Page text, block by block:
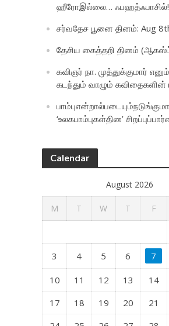
ஹீரோஇல்லை… ஃபஹத்ஃபாசில்!
சர்வதேச பூனை தினம்: Aug
தேசிய கைத்தறி தினம்
கவிஞர் நா. முத்துக்குமார்
கடந்தும் வாழும் கவிதைகளின்
‘உலகபாம்புகள்தின’
Calendar
August 2026
M T W T F
3 4 5 6 7
10 11 12 13 14
17
18 19 20 21